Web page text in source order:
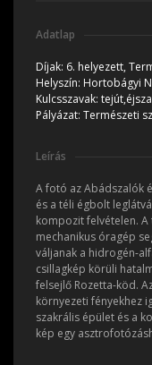
Adatlap
Díjak: 6. helyezett,
Helyszín: Hortobágyi
Kulcsszavak:
Pályázat: Természeti
Leírás
A fotó az Abádszalók
és a téli égbolt
kompozit felvételen. A
mechanikus óragép
váljanak a hidrogén-
csillagkép körüli
felsejlő Rozetta-köd.
környezeti fényekhez
szakrális épület és a
kép egy